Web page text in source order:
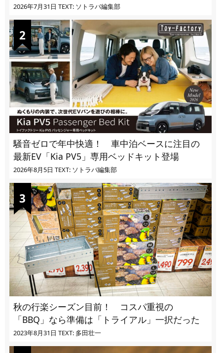
2026年7月31日 TEXT: ソトラバ編集部
騒音ゼロで年中快適！ 車中泊ベースに注目の
最新EV「Kia PV5」専用ベッドキット登場
2026年8月5日 TEXT: ソトラバ編集部
秋の行楽シーズン目前！ コスパ重視の
「BBQ」なら準備は「トライアル」一択だった
2023年8月31日 TEXT: 多田壮一